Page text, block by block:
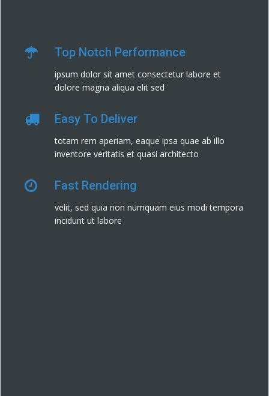
Top Notch Performance
ipsum dolor sit amet consectetur labore et
dolore magna aliqua elit sed
Easy To Deliver
totam rem aperiam, eaque ipsa quae ab illo
inventore veritatis et quasi architecto
Fast Rendering
velit, sed quia non numquam eius modi tempora
incidunt ut labore